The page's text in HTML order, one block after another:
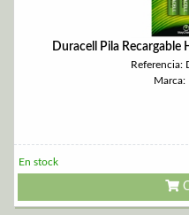
Duracell Pila
Referencia:
Marca:
En stock